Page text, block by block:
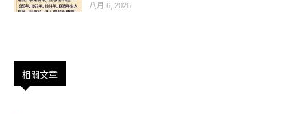
八月 6, 2026
相關文章